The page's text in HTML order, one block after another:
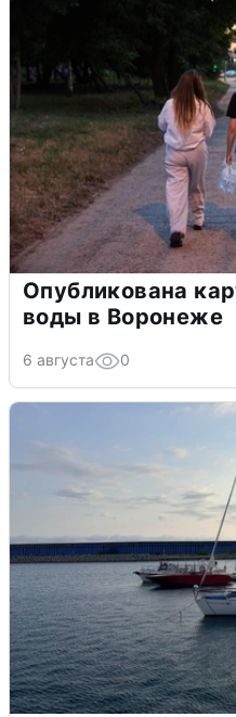
Опубликована
воды в Воронеже
6 августа 0